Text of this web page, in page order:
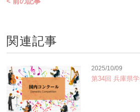
関連記事
2025/10/09
第34回 兵庫県